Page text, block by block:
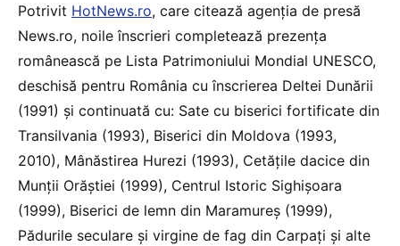
Potrivit HotNews.ro, care citează agenția de presă
News.ro, noile înscrieri completează prezenţa
românească pe Lista Patrimoniului Mondial UNESCO,
deschisă pentru România cu înscrierea Deltei Dunării
(1991) şi continuată cu: Sate cu biserici fortificate din
Transilvania (1993), Biserici din Moldova (1993,
2010), Mânăstirea Hurezi (1993), Cetăţile dacice din
Munţii Orăştiei (1999), Centrul Istoric Sighişoara
(1999), Biserici de lemn din Maramureş (1999),
Pădurile seculare şi virgine de fag din Carpaţi şi alte